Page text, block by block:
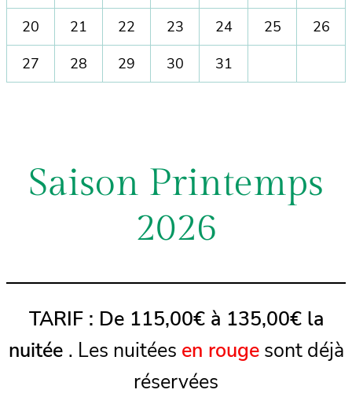
20
21 22 23 24 25
26
27
28 29 30 31
Saison Printemps
2026
TARIF : De 115,00€ à 135,00€ la
nuitée . Les nuitées en rougesont déjà
réservées